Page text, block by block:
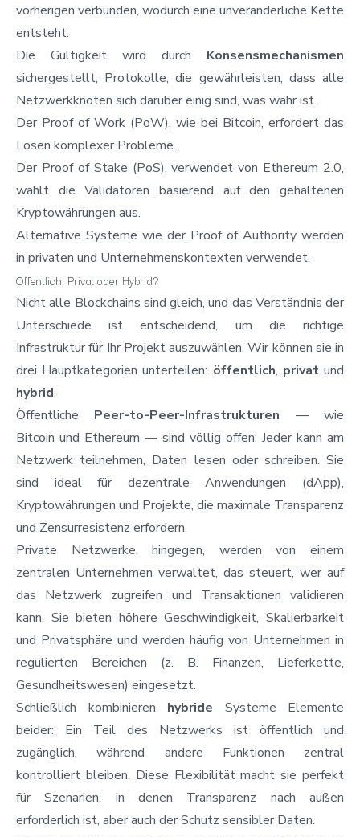
vorherigen verbunden, wodurch eine unveränderliche Kette
entsteht.
Die Gültigkeit wird durch Konsensmechanismen
sichergestellt, Protokolle, die gewährleisten, dass alle
Netzwerkknoten sich darüber einig sind, was wahr ist.
Der Proof of Work (PoW), wie bei Bitcoin, erfordert das
Lösen komplexer Probleme.
Der Proof of Stake (PoS), verwendet von Ethereum 2.0,
wählt die Validatoren basierend auf den gehaltenen
Kryptowährungen aus.
Alternative Systeme wie der Proof of Authority werden
in privaten und Unternehmenskontexten verwendet.
Öffentlich, Privat oder Hybrid?
Nicht alle Blockchains sind gleich, und das Verständnis der
Unterschiede ist entscheidend, um die richtige
Infrastruktur für Ihr Projekt auszuwählen. Wir können sie in
drei Hauptkategorien unterteilen: öffentlich, privatund
hybrid.
Öffentliche Peer-to-Peer-Infrastrukturen — wie
Bitcoin und Ethereum — sind völlig offen: Jeder kann am
Netzwerk teilnehmen, Daten lesen oder schreiben. Sie
sind ideal für dezentrale Anwendungen (dApp),
Kryptowährungen und Projekte, die maximale Transparenz
und Zensurresistenz erfordern.
Private Netzwerke, hingegen, werden von einem
zentralen Unternehmen verwaltet, das steuert, wer auf
das Netzwerk zugreifen und Transaktionen validieren
kann. Sie bieten höhere Geschwindigkeit, Skalierbarkeit
und Privatsphäre und werden häufig von Unternehmen in
regulierten Bereichen (z. B. Finanzen, Lieferkette,
Gesundheitswesen) eingesetzt.
Schließlich kombinieren hybride Systeme Elemente
beider: Ein Teil des Netzwerks ist öffentlich und
zugänglich, während andere Funktionen zentral
kontrolliert bleiben. Diese Flexibilität macht sie perfekt
für Szenarien, in denen Transparenz nach außen
erforderlich ist, aber auch der Schutz sensibler Daten.